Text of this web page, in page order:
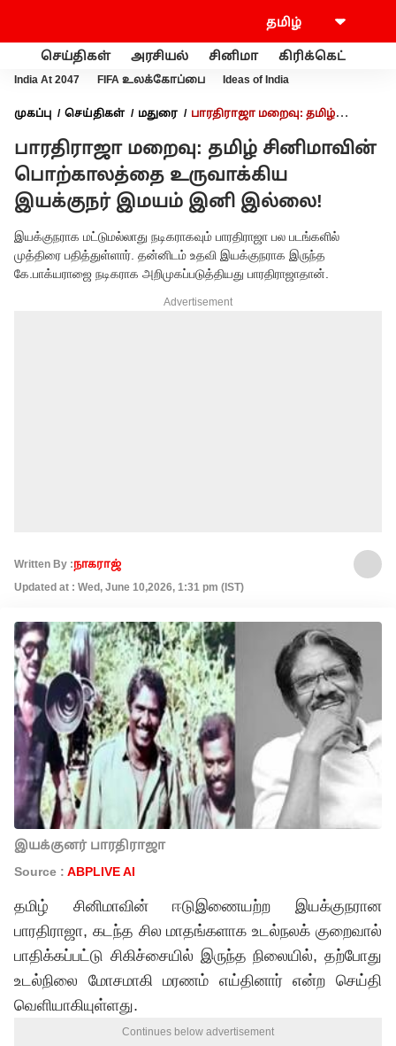
செய்திகள் அரசியல் சினிமா கிரிக்கெட்
India At 2047 FIFA உலக்கோப்பை Ideas of India
முகப்பு செய்திகள் மதுரை
பாரதிராஜா மறைவு: தமிழ்
இனி இல்லை!
பாரதிராஜா மறைவு: தமிழ் சினிமாவின்
பொற்காலத்தை உருவாக்கிய
இயக்குநர் இமயம் இனி இல்லை!
இயக்குநராக மட்டுமல்லாது நடிகராகவும் பாரதிராஜா பல படங்களில்
முத்திரை பதித்துள்ளார். தன்னிடம் உதவி இயக்குநராக இருந்த
கே.பாக்யராஜை நடிகராக அறிமுகப்படுத்தியது பாரதிராஜாதான்.
Advertisement
Written By :நாகராஜ்
Updated at : Wed, June 10,2026, 1:31 pm (IST)
இயக்குனர் பாரதிராஜா
Source : ABPLIVE AI
தமிழ் சினிமாவின் ஈடுஇணையற்ற இயக்குநரான
பாரதிராஜா, கடந்த சில மாதங்களாக உடல்நலக் குறைவால்
பாதிக்கப்பட்டு சிகிச்சையில் இருந்த நிலையில், தற்போது
உடல்நிலை மோசமாகி மரணம் எய்தினார் என்ற செய்தி
வெளியாகியுள்ளது.
Continues below advertisement